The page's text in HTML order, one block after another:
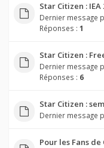
Star Citizen :
Dernier message
Réponses : 1
Star Citizen :
Dernier message
Réponses : 6
Star Citizen :
Dernier message
Pour les Fans de